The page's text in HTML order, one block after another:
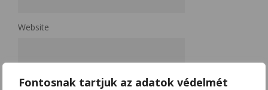
Fontosnak tartjuk az adatok védelmét
Website
A nevem, e-mail címem, és weboldalcímem mentése a